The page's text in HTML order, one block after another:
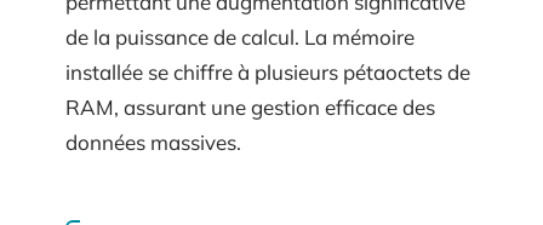
de la puissance de calcul. La mémoire
installée se chiffre à plusieurs pétaoctets de
RAM, assurant une gestion efficace des
données massives.